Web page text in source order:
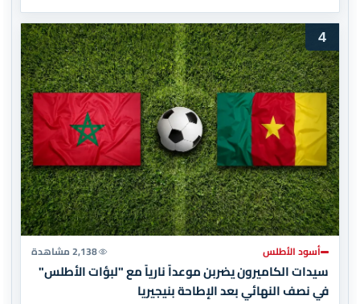
4
أسود الأطلس 2,138 مشاهدة
سيدات الكاميرون يضربن موعداً نارياً مع "لبؤات الأطلس"
في نصف النهائي بعد الإطاحة بنيجيريا